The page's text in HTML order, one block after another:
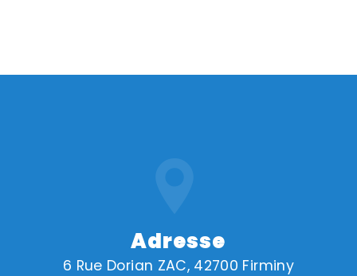
Adresse
6 Rue Dorian ZAC, 42700 Firminy